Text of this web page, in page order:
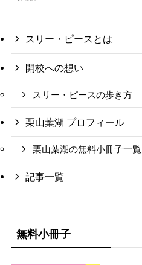
スリー・ピースとは
開校への想い
スリー・ピースの歩き方
栗山葉湖 プロフィール
栗山葉湖の無料小冊子一覧
記事一覧
無料小冊子